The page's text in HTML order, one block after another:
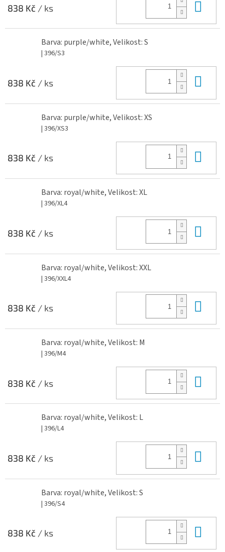
838 Kč / ks
Barva: purple/white, Velikost: S
| 396/S3
838 Kč / ks
Barva: purple/white, Velikost: XS
| 396/XS3
838 Kč / ks
Barva: royal/white, Velikost: XL
| 396/XL4
838 Kč / ks
Barva: royal/white, Velikost: XXL
| 396/XXL4
838 Kč / ks
Barva: royal/white, Velikost: M
| 396/M4
838 Kč / ks
Barva: royal/white, Velikost: L
| 396/L4
838 Kč / ks
Barva: royal/white, Velikost: S
| 396/S4
838 Kč / ks